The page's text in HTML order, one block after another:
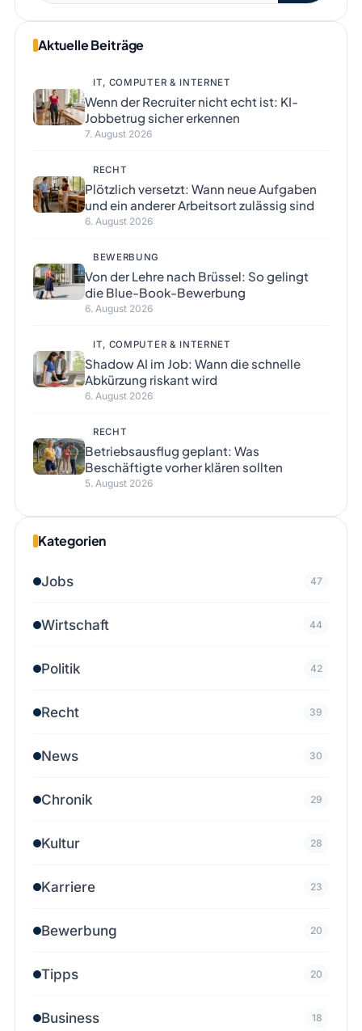
Aktuelle Beiträge
IT, COMPUTER & INTERNET
Wenn der Recruiter nicht echt ist: KI-
Jobbetrug sicher erkennen
7. August 2026
RECHT
Plötzlich versetzt: Wann neue Aufgaben
und ein anderer Arbeitsort zulässig sind
6. August 2026
BEWERBUNG
Von der Lehre nach Brüssel: So gelingt
die Blue-Book-Bewerbung
6. August 2026
IT, COMPUTER & INTERNET
Shadow AI im Job: Wann die schnelle
Abkürzung riskant wird
6. August 2026
RECHT
Betriebsausflug geplant: Was
Beschäftigte vorher klären sollten
5. August 2026
Kategorien
Jobs 47
Wirtschaft 44
Politik 42
Recht 39
News 30
Chronik 29
Kultur 28
Karriere 23
Bewerbung 20
Tipps 20
Business 18